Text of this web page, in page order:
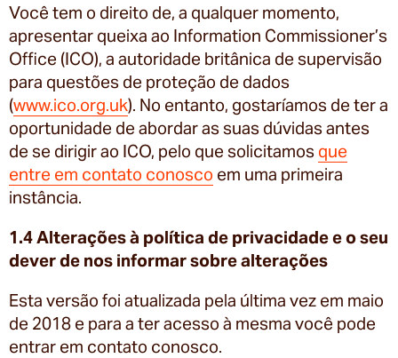
Você tem o direito de, a qualquer momento,
apresentar queixa ao Information Commissioner’s
Office (ICO), a autoridade britânica de supervisão
para questões de proteção de dados
(www.ico.org.uk). No entanto, gostaríamos de ter a
oportunidade de abordar as suas dúvidas antes
de se dirigir ao ICO, pelo que solicitamos que
entre em contato conosco em uma primeira
instância.
1.4 Alterações à política de privacidade e o seu
dever de nos informar sobre alterações
Esta versão foi atualizada pela última vez em maio
de 2018 e para a ter acesso à mesma você pode
entrar em contato conosco.